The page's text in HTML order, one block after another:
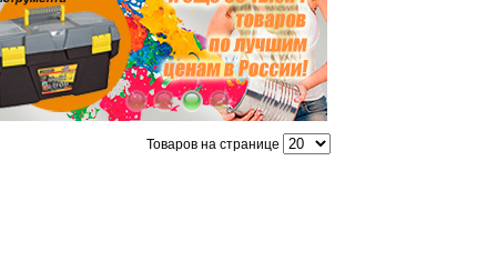
Товаров на странице